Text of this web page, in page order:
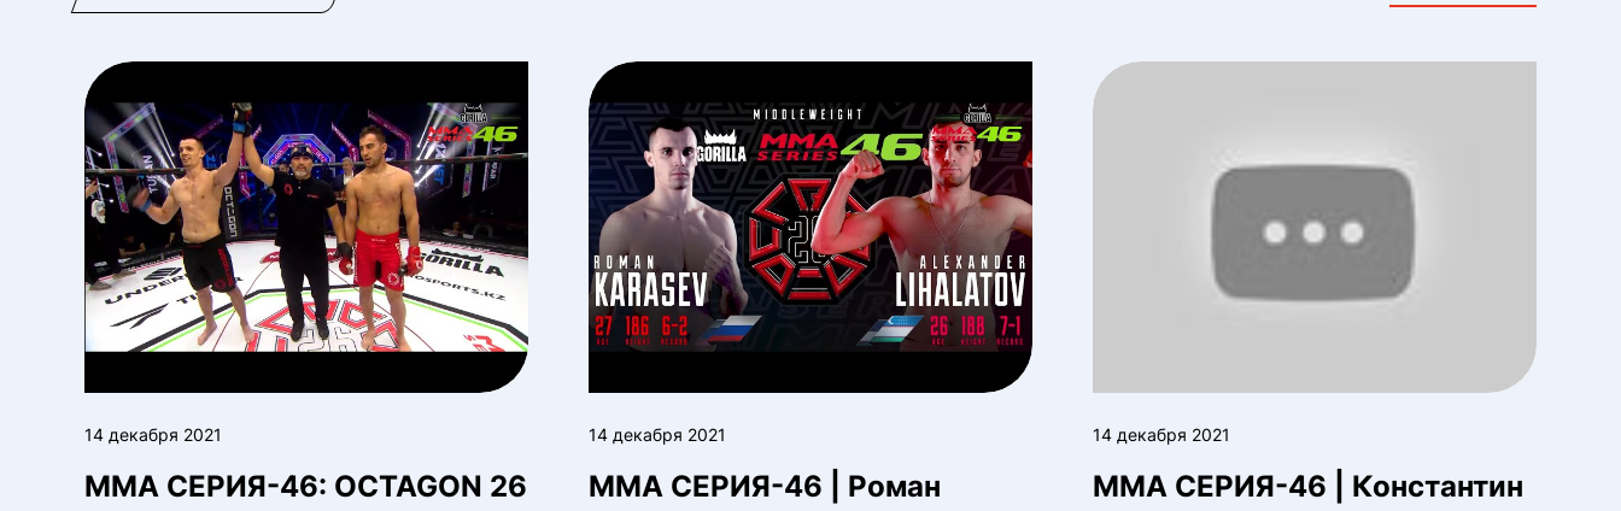
14 декабря 2021
ММА СЕРИЯ-46: OCTAGON 26
14 декабря 2021
ММА СЕРИЯ-46 | Роман
14 декабря 2021
ММА СЕРИЯ-46 | Константин